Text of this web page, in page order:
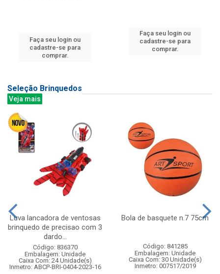
Faça seu login ou
cadastre-se para
comprar.
Faça seu login ou
cadastre-se para
comprar.
Seleção Brinquedos
Veja mais
Luva lancadora de ventosas
brinquedo de precisao com 3
dardo...
Código: 836370
Embalagem: Unidade
Caixa Com: 24 Unidade(s)
Inmetro: ABCP-BRI-0404-2023-16
Bola de basquete n.7 75cm
Código: 841285
Embalagem: Unidade
Caixa Com: 30 Unidade(s)
Inmetro: 007517/2019